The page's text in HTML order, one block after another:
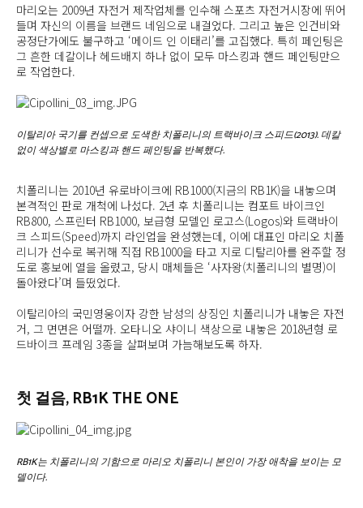
마리오는 2009년 자전거 제작업체를 인수해 스포츠 자전거시장에 뛰어
들며 자신의 이름을 브랜드 네임으로 내걸었다. 그리고 높은 인건비와
공정단가에도 불구하고 ‘메이드 인 이태리’를 고집했다. 특히 페인팅은
그 흔한 데칼이나 헤드배지 하나 없이 모두 마스킹과 핸드 페인팅만으
로 작업한다.
이탈리아 국기를 컨셉으로 도색한 치폴리니의 트랙바이크 스피드(2013). 데칼
없이 색상별로 마스킹과 핸드 페인팅을 반복했다.
치폴리니는 2010년 유로바이크에 RB1000(지금의 RB1K)을 내놓으며
본격적인 판로 개척에 나섰다. 2년 후 치폴리니는 컴포트 바이크인
RB800, 스프린터 RB1000, 보급형 모델인 로고스(Logos)와 트랙바이
크 스피드(Speed)까지 라인업을 완성했는데, 이에 대표인 마리오 치폴
리니가 선수로 복귀해 직접 RB1000을 타고 지로 디탈리아를 완주할 정
도로 홍보에 열을 올렸고, 당시 매체들은 ‘사자왕(치폴리니의 별명)이
돌아왔다’며 들떴었다.
이탈리아의 국민영웅이자 강한 남성의 상징인 치폴리니가 내놓은 자전
거, 그 면면은 어떨까. 오타니오 샤이니 색상으로 내놓은 2018년형 로
드바이크 프레임 3종을 살펴보며 가늠해보도록 하자.
첫 걸음, RB1K THE ONE
RB1K는 치폴리니의 기함으로 마리오 치폴리니 본인이 가장 애착을 보이는 모
델이다.